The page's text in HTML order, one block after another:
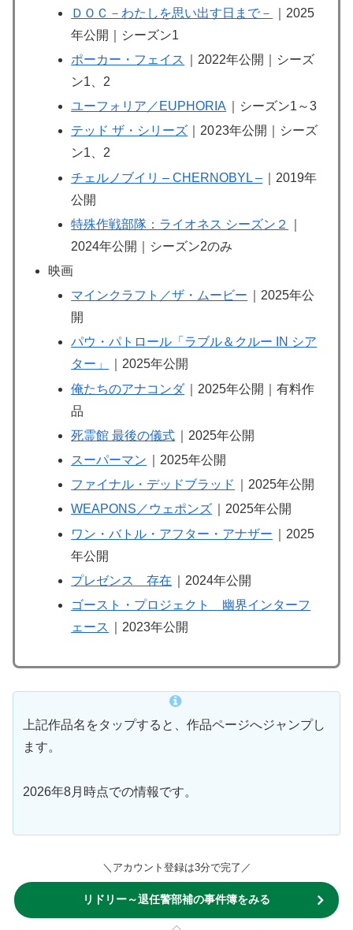
ＤＯＣ－わたしを思い出す日まで－
｜2025
年公開｜シーズン1
ポーカー・フェイス
｜2022年公開｜シーズ
ン1、2
ユーフォリア／EUPHORIA
｜シーズン1～3
テッド ザ・シリーズ ｜2023年公開｜シーズ
ン1、2
チェルノブイリ – CHERNOBYL – ｜2019年
公開
特殊作戦部隊：ライオネス シーズン２
2024年公開｜シーズン2のみ
映画
マインクラフト／ザ・ムービー
｜2025年公
開
パウ・パトロール「ラブル＆クルー IN シア
ター」
｜2025年公開
俺たちのアナコンダ ｜2025年公開｜有料作
品
死霊館 最後の儀式 ｜2025年公開
スーパーマン
｜2025年公開
ファイナル・デッドブラッド
｜2025年公開
WEAPONS／ウェポンズ ｜2025年公開
ワン・バトル・アフター・アナザー
｜2025
年公開
プレゼンス 存在
｜2024年公開
ゴースト・プロジェクト 幽界インターフ
ェース
｜2023年公開
上記作品名をタップすると、作品ページへジャンプし
ます。
2026年8月時点での情報です。
＼アカウント登録は3分で完了／
リドリー～退任警部補の事件簿をみる